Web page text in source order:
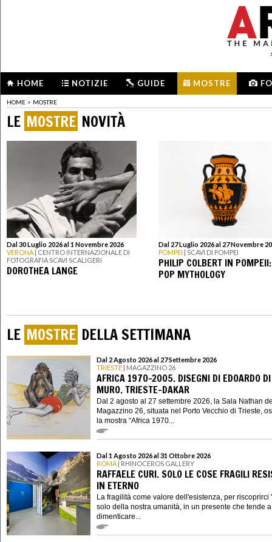
HOME NOTIZIE GUIDE MOSTRE
HOME > MOSTRE
LE MOSTRE NOVITÀ
Dal 30 Luglio 2026 al 1 Novembre 2026
VERONA | CENTRO INTERNAZIONALE DI
FOTOGRAFIA SCAVI SCALIGERI
DOROTHEA LANGE
Dal 27 Luglio 2026 al 27 Novembre
POMPEI | SCAVI DI POMPEI
PHILIP COLBERT IN POMPEII:
POP MYTHOLOGY
LE MOSTRE DELLA SETTIMANA
Dal 2 Agosto 2026 al 27 Settembre 2026
TRIESTE | MAGAZZINO 26
AFRICA 1970-2005. DISEGNI DI EDOARDO DI
MURO. TRIESTE-DAKAR
Dal 2 agosto al 27 settembre 2026, la Sala Nathan
Magazzino 26, situata nel Porto Vecchio di Trieste,
la mostra “Africa 1970...
Dal 1 Agosto 2026 al 31 Ottobre 2026
ROMA | RHINOCEROS GALLERY
RAFFAELE CURI. SOLO LE COSE FRAGILI
IN ETERNO
La fragilità come valore dell'esistenza, per riscoprirci
solo della nostra umanità, in un presente che tende
dimenticare...